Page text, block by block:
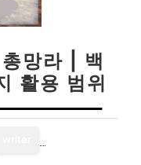
망라 | 백
활용 범위